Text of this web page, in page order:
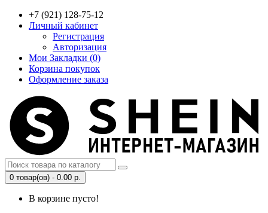
+7 (921) 128-75-12
Личный кабинет
Регистрация
Авторизация
Мои Закладки (0)
Корзина покупок
Оформление заказа
0 товар(ов) - 0.00 р.
В корзине пусто!